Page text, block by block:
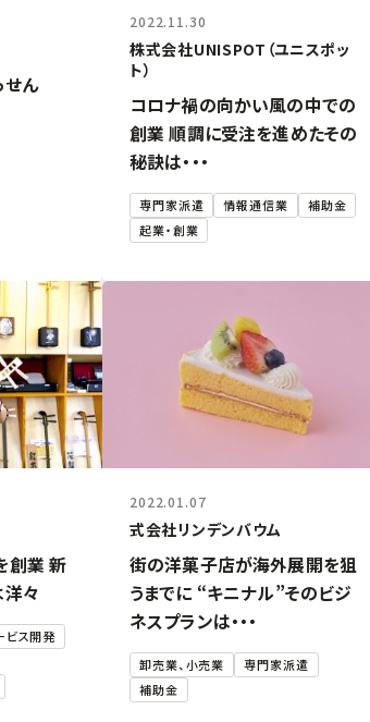
せん
2022.11.30
株式会社UNISPOT（ユニスポッ
ト）
コロナ禍の向かい風の中での
創業 順調に受注を進めたその
秘訣は・・・
専門家派遣 情報通信業
補助金
起業・創業
創業 新
洋々
ビス開発
2022.01.07
式会社リンデンバウム
街の洋菓子店が海外展開を狙
うまでに “キニナル”そのビジ
ネスプランは・・・
卸売業、小売業
専門家派遣
補助金